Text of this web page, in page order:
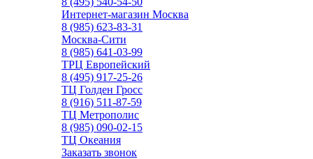
Интернет-магазин Москва
8 (985) 623-83-31
Москва-Сити
8 (985) 641-03-99
ТРЦ Европейский
8 (495) 917-25-26
ТЦ Голден Гросс
8 (916) 511-87-59
ТЦ Метрополис
8 (985) 090-02-15
ТЦ Океания
Заказать звонок